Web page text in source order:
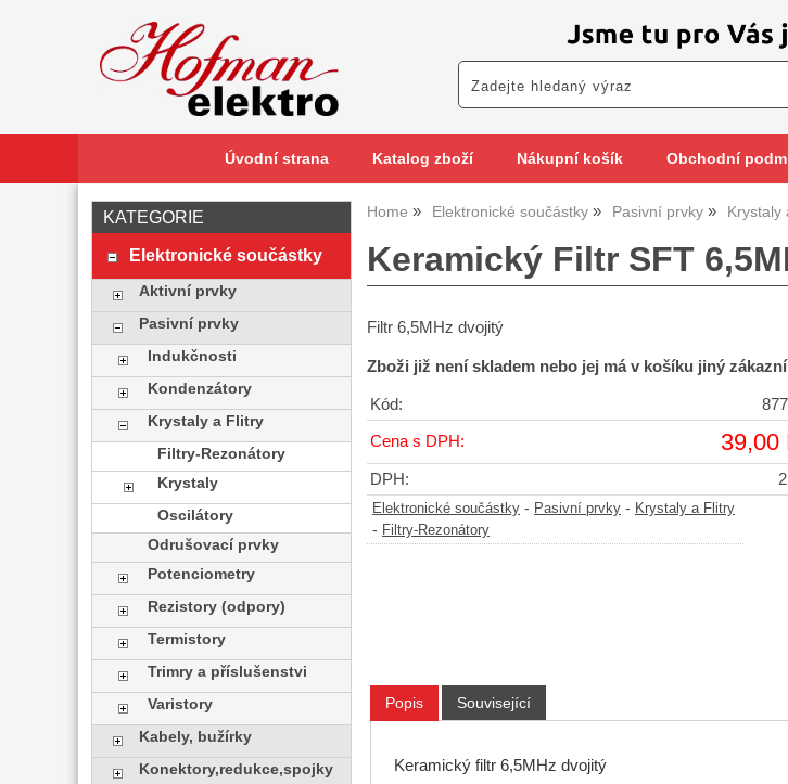
Úvodní strana Katalog zboží Nákupní košík Obchodní
Home Elektronické součástky Pasivní prvky Krystaly
Keramický Filtr SFT
Filtr 6,5MHz dvojitý
Zboži již není skladem nebo jej má v košíku jiný
Kód:
Cena s DPH: 39,00
DPH:
Elektronické součástky - Pasivní prvky - Krystaly a Flitry
- Filtry-Rezonátory
Popis Související
Keramický filtr 6,5MHz dvojitý
KATEGORIE
Elektronické součástky
Aktivní prvky
Pasivní prvky
Indukčnosti
Kondenzátory
Krystaly a Flitry
Filtry-Rezonátory
Krystaly
Oscilátory
Odrušovací prvky
Potenciometry
Rezistory (odpory)
Termistory
Trimry a příslušenstvi
Varistory
Kabely, bužírky
Konektory,redukce,spojky